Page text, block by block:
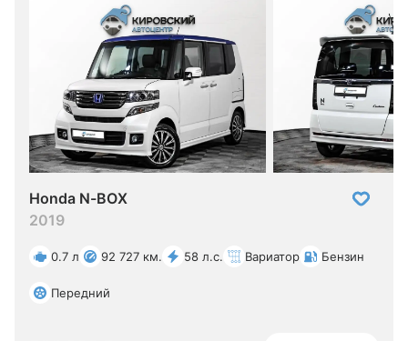
Honda N-BOX
2019
0.7 л 92 727 км. 58 л.с. Вариатор Бензин
Передний